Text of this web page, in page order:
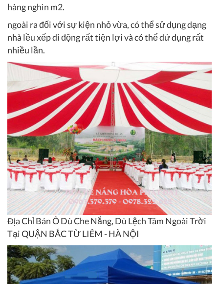
hàng nghìn m2.
ngoài ra đối với sự kiện nhỏ vừa, có thể sử dụng dạng
nhà lều xếp di động rất tiện lợi và có thể dử dụng rất
nhiều lần.
Địa Chỉ Bán Ô Dù Che Nắng, Dù Lệch Tâm Ngoài Trời
Tại QUẬN BẮC TỪ LIÊM - HÀ NỘI